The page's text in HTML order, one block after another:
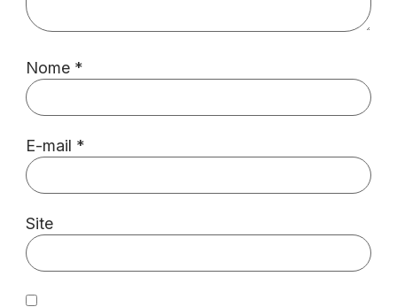
Nome *
E-mail *
Site